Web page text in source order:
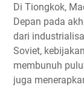
Di Tiongkok,
Depan pada
dari
Soviet,
membunuh
juga